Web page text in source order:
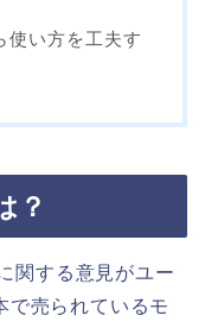
使い方を工夫す
？
関する意見がユー
で売られているモ